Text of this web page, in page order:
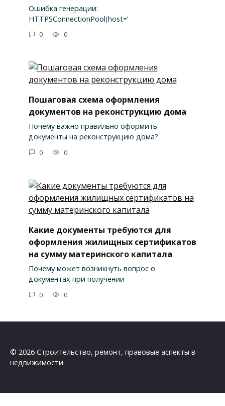
Ошибка генерации:
HTTPSConnectionPool(host=’
0 0
Пошаговая схема оформления
документов на реконструкцию дома
Почему важно правильно оформить
документы на реконструкцию дома?
0 0
Какие документы требуются для
оформления жилищных сертификатов
на сумму материнского капитала
Почему может возникнуть вопрос о
документах при получении
0 0
© 2026 Строительство, ремонт, правовые аспекты в
недвижимости